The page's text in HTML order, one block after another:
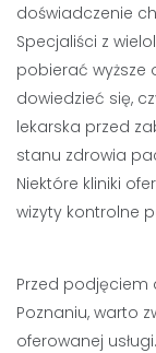
doświadczenie
Specjaliści z
pobierać wyższe
dowiedzieć się,
lekarska przed
stanu zdrowia
Niektóre kliniki
wizyty kontrolne
Przed podjęciem
Poznaniu, warto
oferowanej